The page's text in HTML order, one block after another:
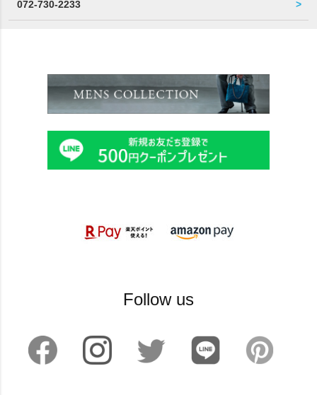
072-730-2233
Follow us